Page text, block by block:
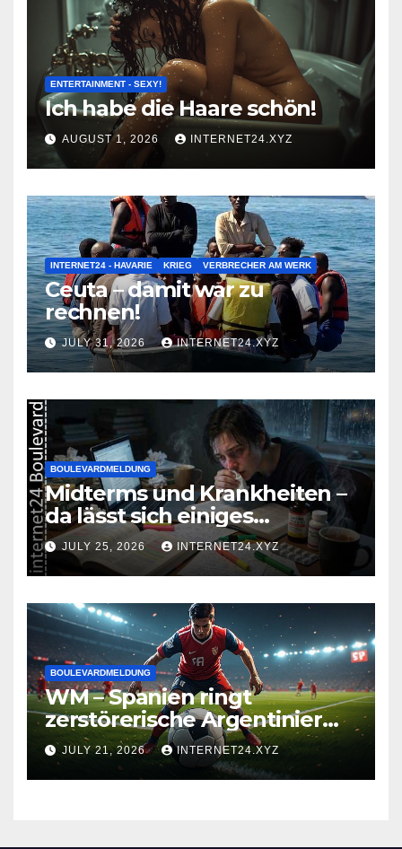
ENTERTAINMENT - SEXY!
Ich habe die Haare schön!
AUGUST 1, 2026 INTERNET24.XYZ
INTERNET24 - HAVARIE KRIEG VERBRECHER AM WERK
Ceuta – damit war zu
rechnen!
JULY 31, 2026 INTERNET24.XYZ
BOULEVARDMELDUNG
Midterms und Krankheiten –
da lässt sich einiges
zusammenbrauen!
JULY 25, 2026 INTERNET24.XYZ
BOULEVARDMELDUNG
WM – Spanien ringt
zerstörerische Argentinier
nieder
JULY 21, 2026 INTERNET24.XYZ